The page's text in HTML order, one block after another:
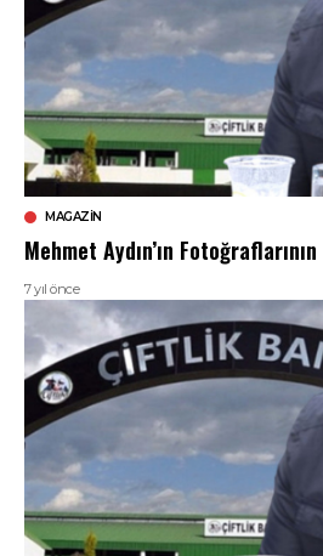
MAGAZIN
Mehmet Aydın’ın
7 yıl önce